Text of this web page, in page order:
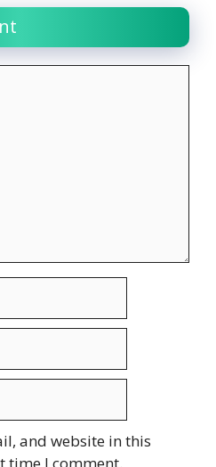
and website in this
time I comment.